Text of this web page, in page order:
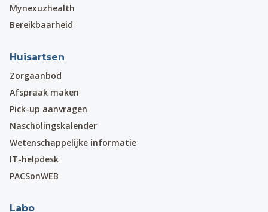
Mynexuzhealth
Bereikbaarheid
Huisartsen
Zorgaanbod
Afspraak maken
Pick-up aanvragen
Nascholingskalender
Wetenschappelijke informatie
IT-helpdesk
PACSonWEB
Labo